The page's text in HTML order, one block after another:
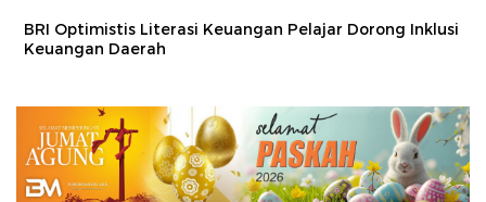
BRI Optimistis Literasi Keuangan Pelajar Dorong Inklusi
Keuangan Daerah